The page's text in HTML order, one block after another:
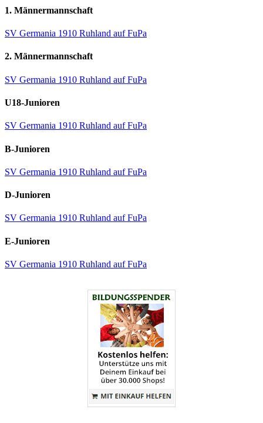
1. Männermannschaft
SV Germania 1910 Ruhland auf FuPa
2. Männermannschaft
SV Germania 1910 Ruhland auf FuPa
U18-Junioren
SV Germania 1910 Ruhland auf FuPa
B-Junioren
SV Germania 1910 Ruhland auf FuPa
D-Junioren
SV Germania 1910 Ruhland auf FuPa
E-Junioren
SV Germania 1910 Ruhland auf FuPa